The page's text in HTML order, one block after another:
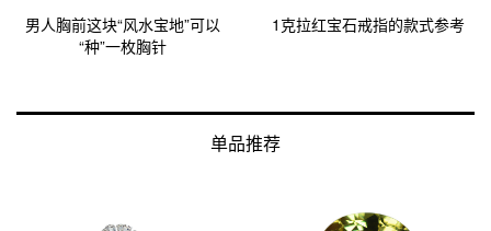
男人胸前这块“风水宝地”可以
“种”一枚胸针
1克拉红宝石戒指的款式参考
单品推荐